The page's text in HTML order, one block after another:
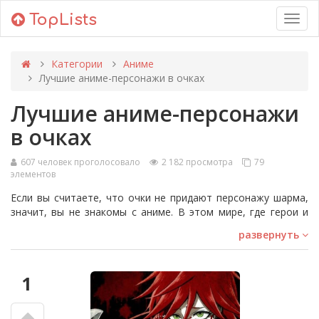
TopLists
Категории
Аниме
Лучшие аниме-персонажи в очках
Лучшие аниме-персонажи
в очках
607 человек проголосовало 2 182 просмотра
79
элементов
Если вы считаете, что очки не придают персонажу шарма,
значит, вы не знакомы с аниме. В этом мире, где герои и
получают новые коннотации. Они становятся
неотъемлемым атрибутом характера, добавляя изюминку
образу и делая его неповторимым. Очки в аниме могут
быть и невинно милыми, и недюжинно зловещими — все
зависит от носителя и контекста.
развернуть
1